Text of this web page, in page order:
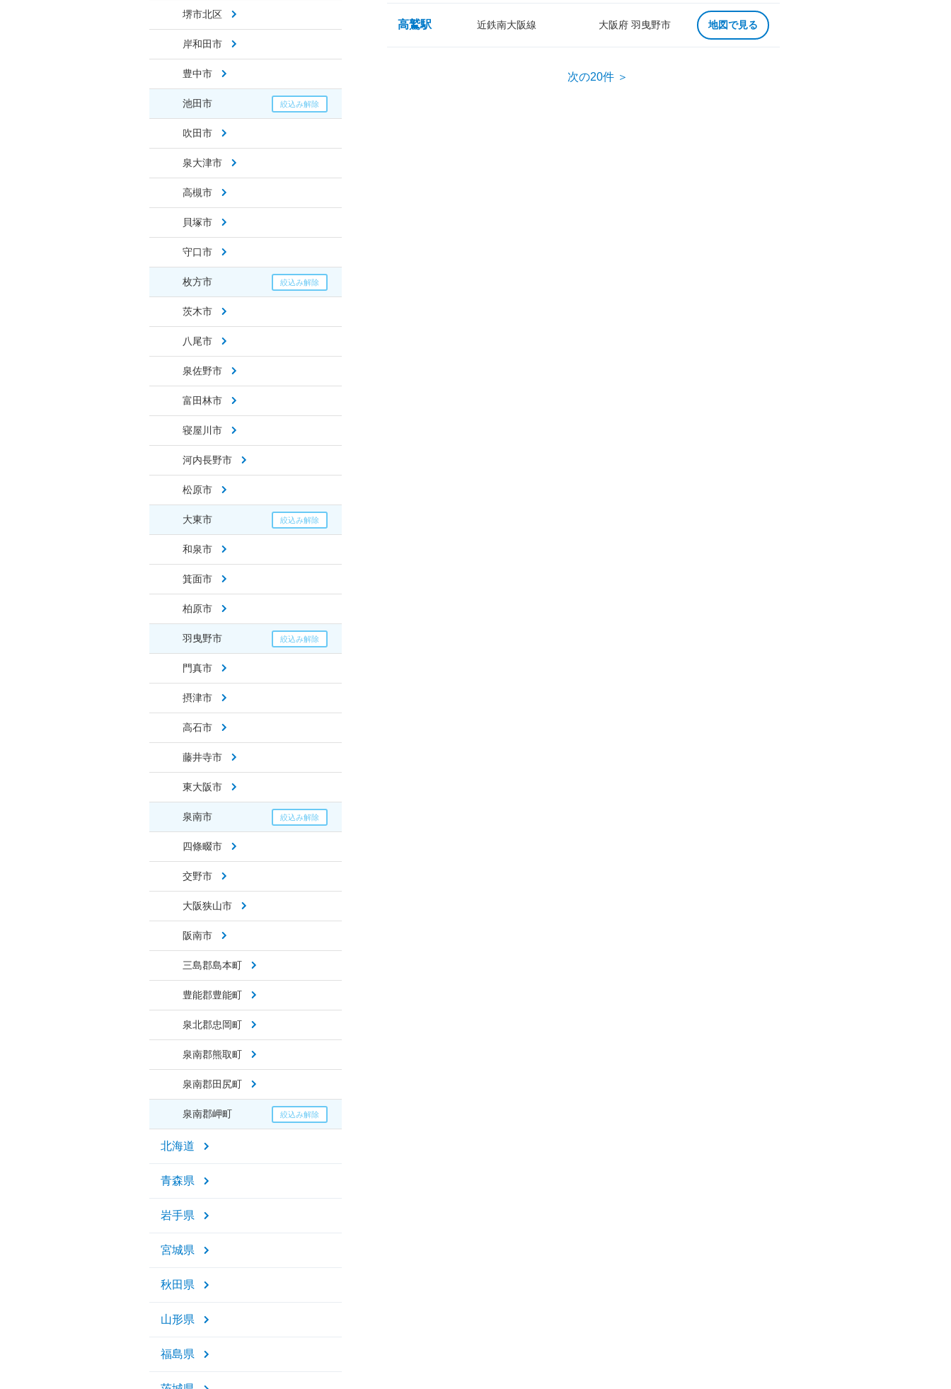
堺市北区
岸和田市
豊中市
池田市
吹田市
泉大津市
高槻市
貝塚市
守口市
枚方市
茨木市
八尾市
泉佐野市
富田林市
寝屋川市
河内長野市
松原市
大東市
和泉市
箕面市
柏原市
羽曳野市
門真市
摂津市
高石市
藤井寺市
東大阪市
泉南市
四條畷市
交野市
大阪狭山市
阪南市
三島郡島本町
豊能郡豊能町
泉北郡忠岡町
泉南郡熊取町
泉南郡田尻町
泉南郡岬町
北海道
青森県
岩手県
宮城県
秋田県
山形県
福島県
高鷲駅 近鉄南大阪線 大阪府 羽曳野市 地図で見る
次の20件 ＞